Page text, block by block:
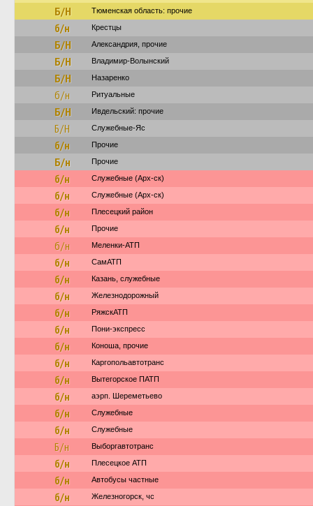
Б/Н Тюменская область: прочие
б/н Крестцы
Б/Н Александрия, прочие
Б/Н Владимир-Волынский
Б/Н Назаренко
б/н Ритуальные
Б/Н Ивдельский: прочие
Б/Н Служебные-Яс
б/н Прочие
Б/н Прочие
б/н Служебные (Арх-ск)
б/н Служебные (Арх-ск)
б/н Плесецкий район
б/н Прочие
б/н Меленки-АТП
б/н СамАТП
б/н Казань, служебные
б/н Железнодорожный
б/н РяжскАТП
б/н Пони-экспресс
б/н Коноша, прочие
б/н Каргопольавтотранс
б/н Вытегорское ПАТП
б/н аэрп. Шереметьево
б/н Служебные
б/н Служебные
Б/н Выборгавтотранс
б/н Плесецкое АТП
б/н Автобусы частные
б/н Железногорск, чс